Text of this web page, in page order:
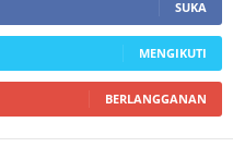
SUKA
MENGIKUTI
BERLANGGANAN